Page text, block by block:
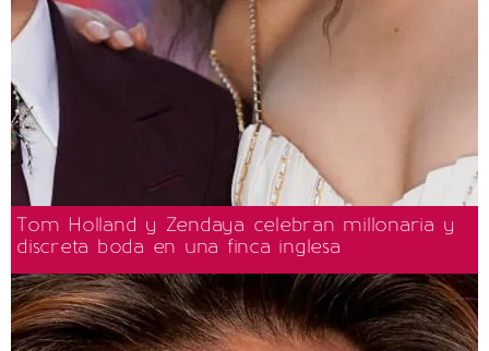
Tom Holland y Zendaya celebran millonaria y
discreta boda en una finca inglesa